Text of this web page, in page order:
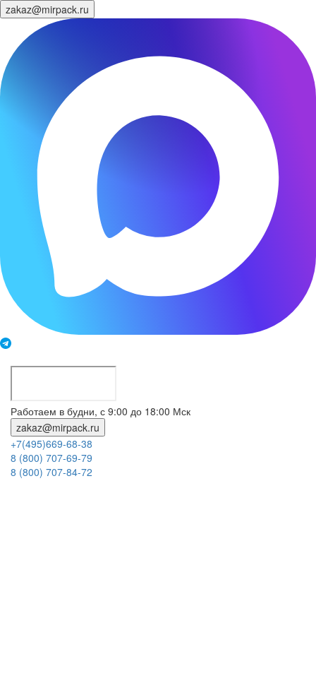
zakaz@mirpack.ru
Работаем в будни, с 9:00 до 18:00 Мск
zakaz@mirpack.ru
+7(495)669-68-38
8 (800) 707-69-79
8 (800) 707-84-72